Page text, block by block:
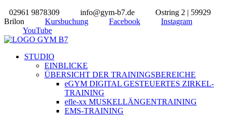
02961 9878309
info@gym-b7.de
Ostring 2 | 59929
Brilon
Kursbuchung Facebook
Instagram
YouTube
STUDIO
EINBLICKE
ÜBERSICHT DER TRAININGSBEREICHE
eGYM DIGITAL GESTEUERTES ZIRKEL-
TRAINING
efle-xx MUSKELLÄNGENTRAINING
EMS-TRAINING